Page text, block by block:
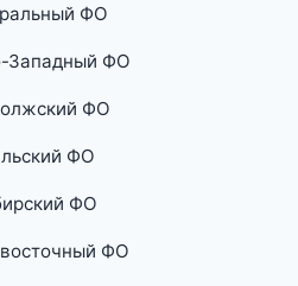
ФО
Западный ФО
ФО
ФО
ФО
ФО